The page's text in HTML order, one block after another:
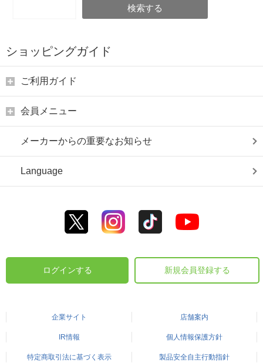
検索する
ショッピングガイド
ご利用ガイド
会員メニュー
メーカーからの重要なお知らせ
Language
ログインする 新規会員登録する
企業サイト 店舗案内
IR情報 個人情報保護方針
特定商取引法に基づく表示 製品安全自主行動指針